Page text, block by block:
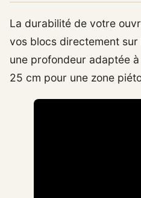
La durabilité de votre
vos blocs directement
une profondeur adaptée
25 cm pour une zone